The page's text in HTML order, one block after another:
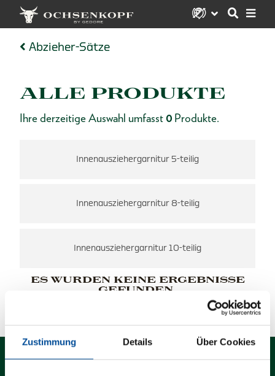
Zustimmung Details Über Cookies
Abzieher-Sätze
ALLE PRODUKTE
Ihre derzeitige Auswahl umfasst 0 Produkte.
Innenausziehergarnitur 5-teilig
Innenausziehergarnitur 8-teilig
Innenausziehergarnitur 10-teilig
ES WURDEN KEINE ERGEBNISSE
GEFUNDEN.